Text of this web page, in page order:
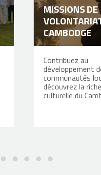
MISSIONS DE
CAMBODGE
Contribuez au
développement
communautés
découvrez la
culturelle du